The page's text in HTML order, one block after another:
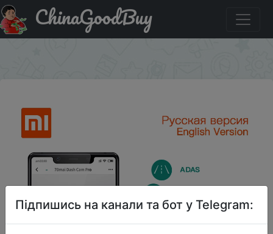
Знижка на Xiaomi 70Mai GPS модуль для XIAOMI 70mai
Dash Cam ProChinaGoodBuy
Підпишись на канали та бот у Telegram: